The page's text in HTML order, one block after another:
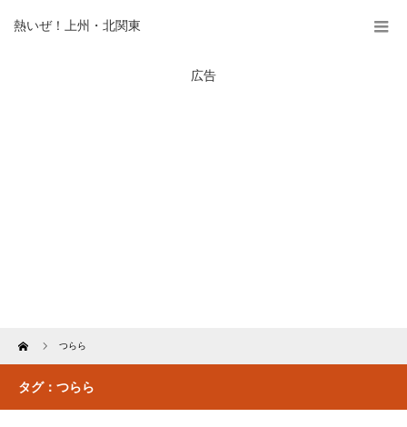
熱いぜ！上州・北関東
広告
Home つらら
タグ：つらら